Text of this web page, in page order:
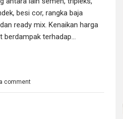
besi cor, rangka baja
ready mix. Kenaikan harga
berdampak terhadap…
comment